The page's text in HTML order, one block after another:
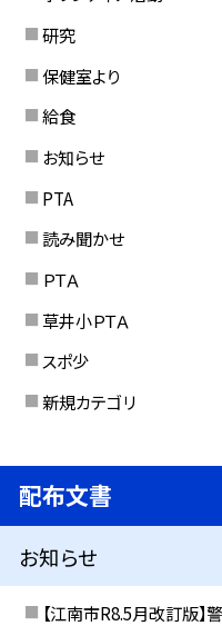
研究
保健室より
給食
お知らせ
PTA
読み聞かせ
ＰＴＡ
草井小ＰＴＡ
スポ少
新規カテゴリ
配布文書
お知らせ
【江南市R8.5月改訂版